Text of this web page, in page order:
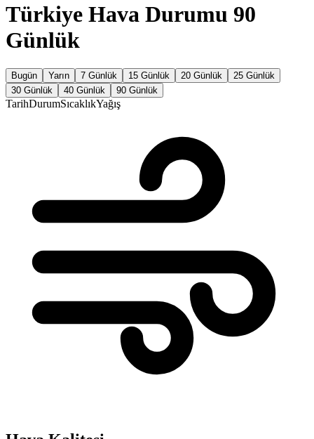
Türkiye Hava Durumu 90
Günlük
Bugün Yarın 7 Günlük 15 Günlük 20 Günlük
25 Günlük
30 Günlük
40 Günlük 90 Günlük
TarihDurumSıcaklıkYağış